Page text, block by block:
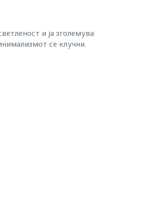
и ја зголемува
се клучни.